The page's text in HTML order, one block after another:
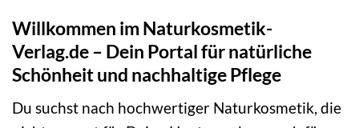
Willkommen im Naturkosmetik-
Verlag.de – Dein Portal für natürliche
Schönheit und nachhaltige Pflege
Du suchst nach hochwertiger Naturkosmetik, die